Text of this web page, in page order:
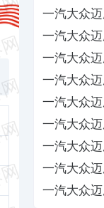
异响，厂
一汽大众
理
一汽大众
绝质保
一汽大众
维修
一汽大众
车安全
一汽大众
维修
一汽大众
不解决
一汽大众
拒绝理赔
一汽大众
启动，4S
一汽大众